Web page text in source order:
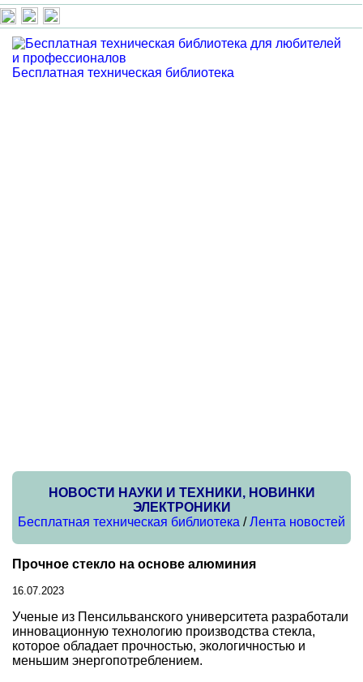
Бесплатная техническая библиотека
НОВОСТИ НАУКИ И ТЕХНИКИ, НОВИНКИ
ЭЛЕКТРОНИКИ
Бесплатная техническая библиотека /Лента новостей
Прочное стекло на основе алюминия
16.07.2023
Ученые из Пенсильванского университета разработали
инновационную технологию производства стекла,
которое обладает прочностью, экологичностью и
меньшим энергопотреблением.